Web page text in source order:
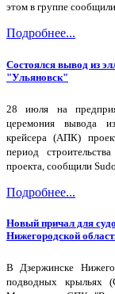
этом в группе
Подробнее...
Состоялся вывод из
"Ульяновск"
28 июля на
церемония вывода
крейсера (АПК)
период
проекта, сообщили
Подробнее...
Новый причал для
Нижегородской
В Дзержинске
подводных крыльях